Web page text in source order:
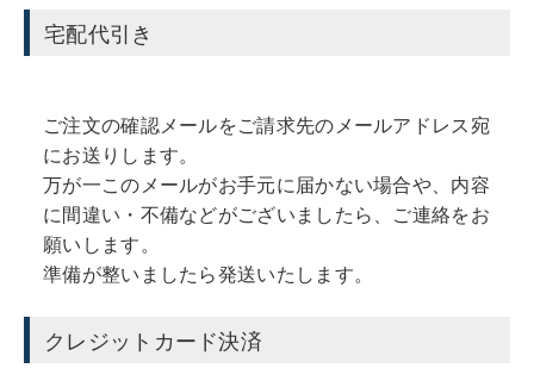
宅配代引き
ご注文の確認メールをご請求先のメールアドレス宛
にお送りします。
万が一このメールがお手元に届かない場合や、内容
に間違い・不備などがございましたら、ご連絡をお
願いします。
準備が整いましたら発送いたします。
クレジットカード決済